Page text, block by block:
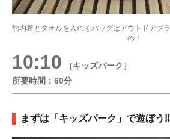
館内着とタオルを入れるバッグはアウトドアブ
の！
10:10
[キッズパーク］
所要時間：60分
まずは「キッズパーク」で遊ぼう‼